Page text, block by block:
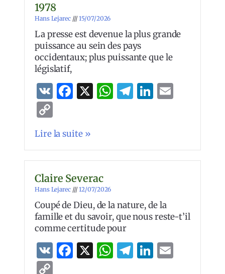
1978
Hans Lejarec 15/07/2026
La presse est devenue la plus grande
puissance au sein des pays
occidentaux; plus puissante que le
législatif,
VK Facebook
X WhatsApp
Telegram
LinkedIn
Link
Lire la suite »
Claire Severac
Hans Lejarec 12/07/2026
Coupé de Dieu, de la nature, de la
famille et du savoir, que nous reste-t’il
comme certitude pour
VK Facebook
X WhatsApp
Telegram
LinkedIn